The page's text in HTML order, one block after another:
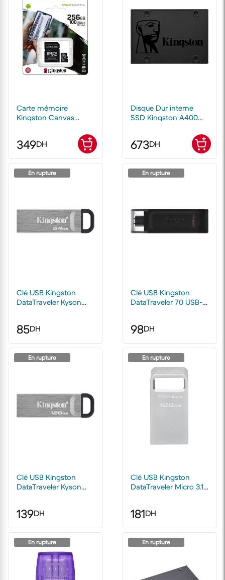
Carte mémoire
Kingston Canvas
349DH
Disque Dur interne
SSD Kingston A400
673DH
En rupture
Clé USB Kingston
DataTraveler Kyson
85DH
En rupture
Clé USB Kingston
DataTraveler 70 USB-C
98DH
En rupture
Clé USB Kingston
DataTraveler Kyson
139DH
En rupture
Clé USB Kingston
DataTraveler Micro 3.1
181DH
En rupture En rupture